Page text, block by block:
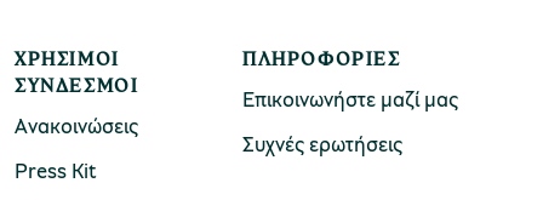
ΧΡΉΣΙΜΟΙ
ΣΎΝΔΕΣΜΟΙ
Ανακοινώσεις
Press Kit
ΠΛΗΡΟΦΟΡΊΕΣ
Επικοινωνήστε μαζί μας
Συχνές ερωτήσεις